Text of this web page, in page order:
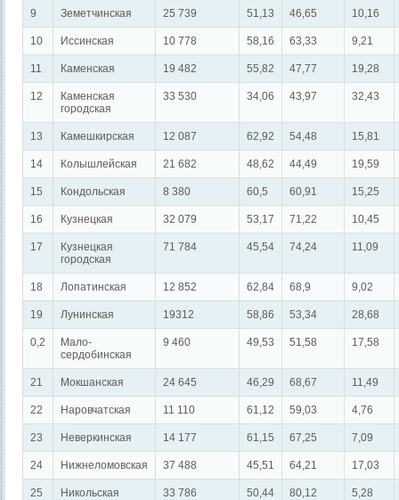
9 Земетчинская 25 739 51,13 46,65 10,16
10 Иссинская 10 778 58,16 63,33 9,21
11 Каменская 19 482 55,82 47,77 19,28
12
Каменская
городская
33 530 34,06 43,97 32,43
13 Камешкирская 12 087 62,92 54,48 15,81
14 Колышлейская 21 682 48,62 44,49 19,59
15 Кондольская 8 380 60,5 60,91 15,25
16 Кузнецкая 32 079 53,17 71,22 10,45
17
Кузнецкая
городская
71 784 45,54 74,24 11,09
18 Лопатинская 12 852 62,84 68,9 9,02
19 Лунинская 19312 58,86 53,34 28,68
0,2
Мало-
сердобинская
9 460 49,53 51,58 17,58
21 Мокшанская 24 645 46,29 68,67 11,49
22 Наровчатская 11 110 61,12 59,03 4,76
23 Неверкинская 14 177 61,15 67,25 7,09
24 Нижнеломовская 37 488 45,51 64,21 17,03
25 Никольская 33 786 50,44 80,12 5,28